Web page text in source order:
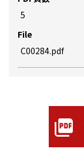
5
File
C00284.pdf